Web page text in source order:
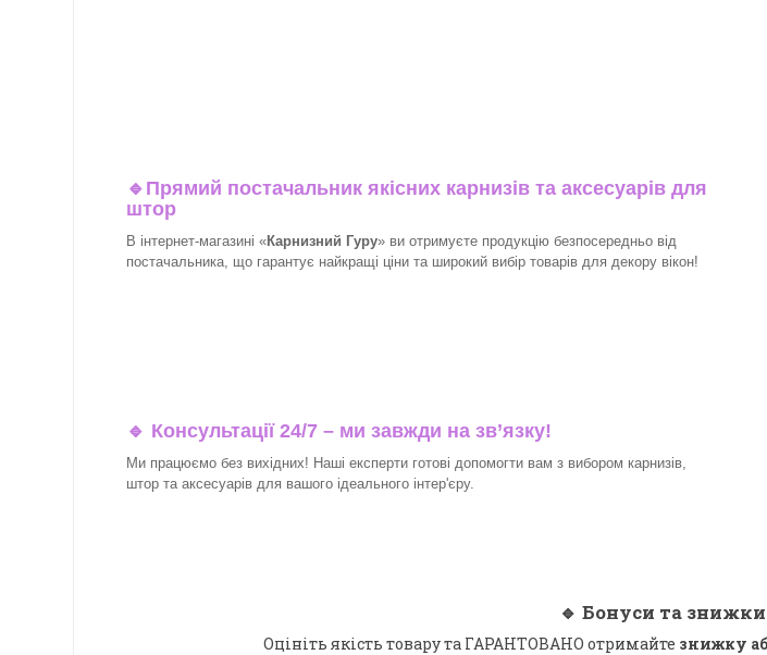
🔹 Прямий постачальник якісних карнизів та аксесуарів для
штор
В інтернет-магазині «Карнизний Гуру» ви отримуєте продукцію безпосередньо від
постачальника, що гарантує найкращі ціни та широкий вибір товарів для декору вікон!​
🔹 Консультації 24/7 – ми завжди на зв’язку!
Ми працюємо без вихідних! Наші експерти готові допомогти вам з вибором карнизів,
штор та аксесуарів для вашого ідеального інтер'єру.​
🔹 Бонуси та знижки
Оцініть якість товару та ГАРАНТОВАНО отримайте знижку